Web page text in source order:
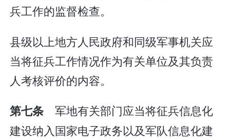
兵工作的监督检查。
县级以上地方人民政府和同级军事机关应
当将征兵工作情况作为有关单位及其负责
人考核评价的内容。
第七条 军地有关部门应当将征兵信息化
建设纳入国家电子政务以及军队信息化建